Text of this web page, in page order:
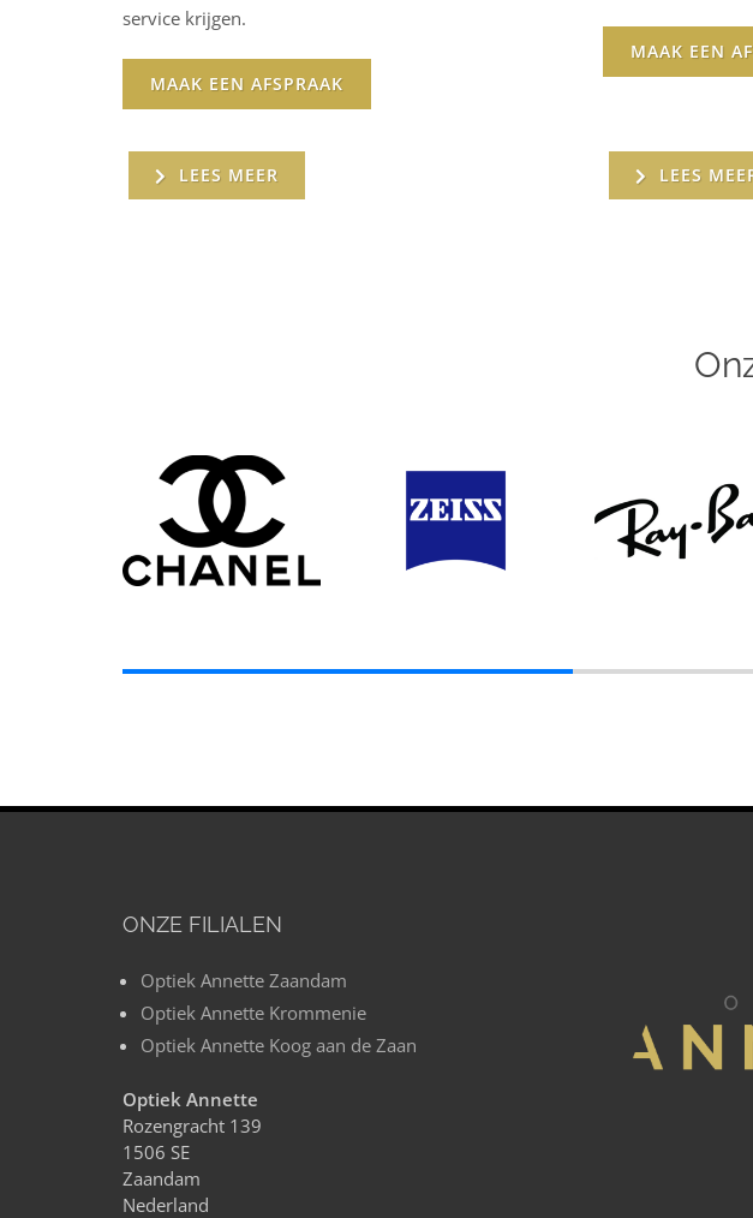
service krijgen.
MAAK EEN AFSPRAAK
LEES MEER
MAAK EEN
LEES
ONZE FILIALEN
Optiek Annette Zaandam
Optiek Annette Krommenie
Optiek Annette Koog aan de Zaan
Optiek Annette
Rozengracht 139
1506 SE
Zaandam
Nederland